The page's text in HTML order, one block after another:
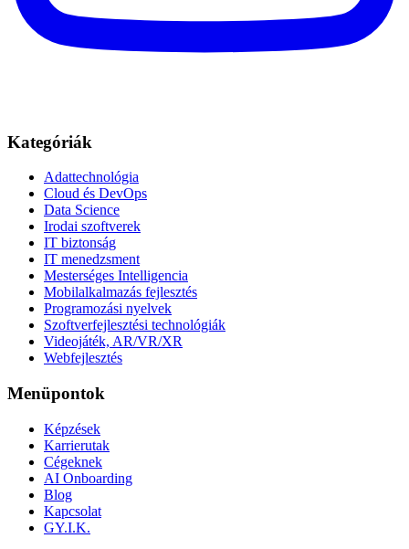
Kategóriák
Adattechnológia
Cloud és DevOps
Data Science
Irodai szoftverek
IT biztonság
IT menedzsment
Mesterséges Intelligencia
Mobilalkalmazás fejlesztés
Programozási nyelvek
Szoftverfejlesztési technológiák
Videojáték, AR/VR/XR
Webfejlesztés
Menüpontok
Képzések
Karrierutak
Cégeknek
AI Onboarding
Blog
Kapcsolat
GY.I.K.